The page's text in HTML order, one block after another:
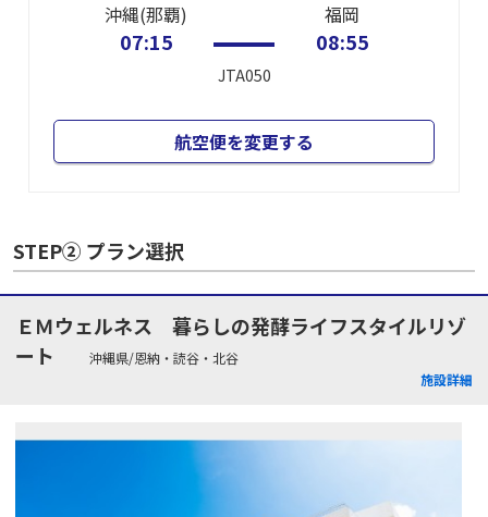
沖縄(那覇)
07:15
JTA050
福岡
08:55
航空便を変更する
STEP② プラン選択
ＥＭウェルネス 暮らしの発酵ライフスタイルリゾ
ート
沖縄県/恩納・読谷・北谷
施設詳細